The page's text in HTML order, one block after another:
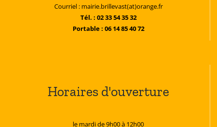
Courriel : mairie.brillevast(at)orange.fr
Tél. : 02 33 54 35 32
Portable : 06 14 85 40 72
Horaires d'ouverture
le mardi de 9h00 à 12h00